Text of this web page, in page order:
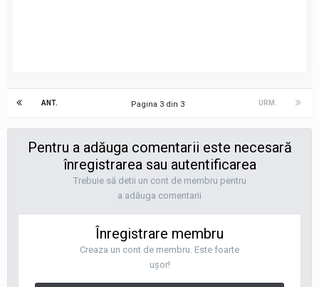
ANT. URM.
Pagina 3 din 3
Pentru a adăuga comentarii este necesară
înregistrarea sau autentificarea
Trebuie să detii un cont de membru pentru
a adăuga comentarii
Înregistrare membru
Creaza un cont de membru. Este foarte
uşor!